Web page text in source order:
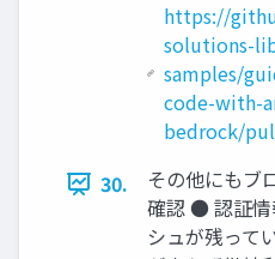
https://
solutions-
samples/
code-with-
bedrock/
30.
その他にもブ
確認 ● 認証情
シュが残って